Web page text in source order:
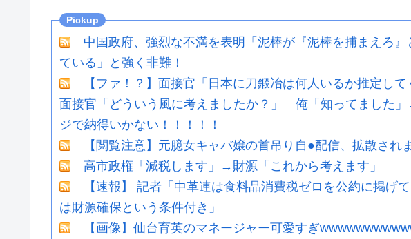
中国政府、強烈な不満を表明「泥棒が『泥棒を捕まえろ
ている」と強く非難！
【ファ！？】面接官「日本に刀鍛冶は何人いるか推定
面接官「どういう風に考えましたか？」 俺「知ってました
ジで納得いかない！！！！！
【閲覧注意】元臆女キャバ嬢の首吊り自●配信、拡散され
高市政権「減税します」→財源「これから考えます」
【速報】 記者「中革連は食料品消費税ゼロを公約に掲げ
は財源確保という条件付き」
【画像】仙台育英のマネージャー可愛すぎ